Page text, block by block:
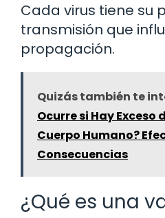
Cada virus tiene su
transmisión que
propagación.
Quizás también te
Ocurre si Hay Exceso
Cuerpo Humano?
Consecuencias
¿Qué es una